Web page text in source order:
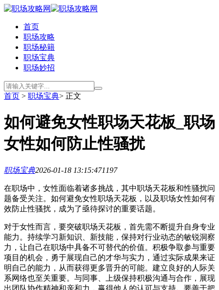
首页
职场攻略
职场秘籍
职场宝典
职场妙招
首页 > 职场宝典> 正文
如何避免女性职场天花板_职场
女性如何防止性骚扰
职场宝典2026-01-18 13:15:471197
在职场中，女性面临着诸多挑战，其中职场天花板和性骚扰问
题备受关注。如何避免女性职场天花板，以及职场女性如何有
效防止性骚扰，成为了亟待探讨的重要话题。
对于女性而言，要突破职场天花板，首先需不断提升自身专业
能力。持续学习新知识、新技能，保持对行业动态的敏锐洞察
力，让自己在职场中具备不可替代的价值。积极争取参与重要
项目的机会，勇于展现自己的才华与实力，通过实际成果来证
明自己的能力，从而获得更多晋升的可能。建立良好的人际关
系网络也至关重要。与同事、上级保持积极沟通与合作，展现
出团队协作精神和亲和力，赢得他人的认可与支持。要善于把